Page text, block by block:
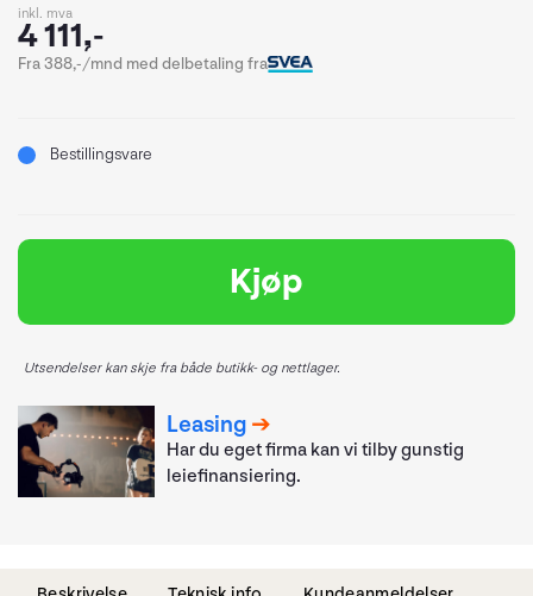
inkl. mva
4 111,-
Fra 388,-/mnd med delbetaling fra
Bestillingsvare
Kjøp
Utsendelser kan skje fra både butikk- og nettlager.
Leasing
Har du eget firma kan vi tilby gunstig
leiefinansiering.